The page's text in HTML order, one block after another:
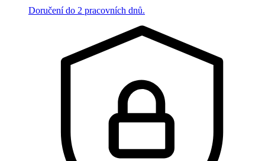
Doručení do 2 pracovních dnů.